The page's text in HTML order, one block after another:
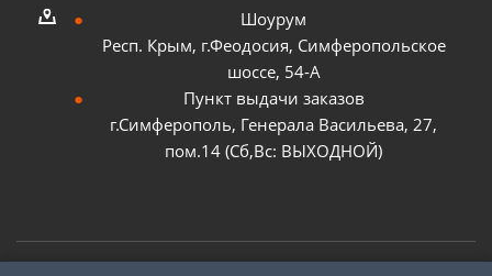
Шоурум
Респ. Крым, г.Феодосия, Симферопольское
шоссе, 54-А
Пункт выдачи заказов
г.Симферополь, Генерала Васильева, 27,
пом.14 (Сб,Вс: ВЫХОДНОЙ)